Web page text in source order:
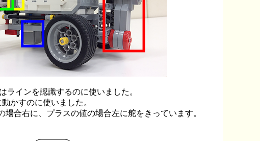
ラインを認識するのに使いました。
かすのに使いました。